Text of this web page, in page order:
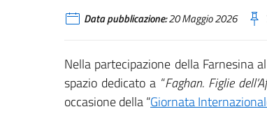
Data pubblicazione:20 Maggio 2026
Nella partecipazione della Farnesina al
spazio dedicato a “Faghan. Figlie
occasione della “Giornata